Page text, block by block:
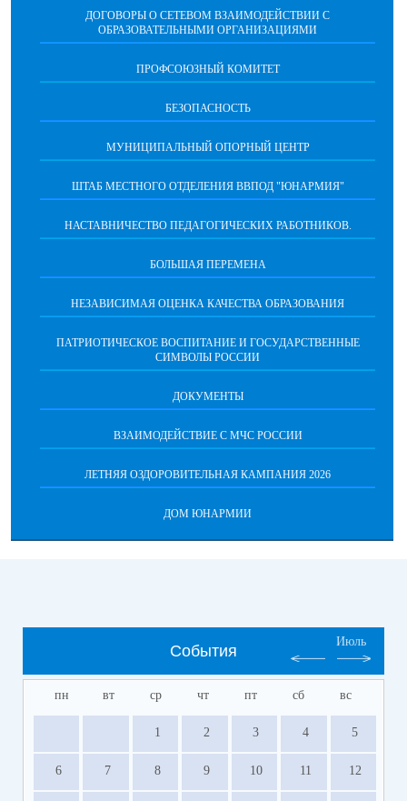
ДОГОВОРЫ О СЕТЕВОМ ВЗАИМОДЕЙСТВИИ С
ОБРАЗОВАТЕЛЬНЫМИ ОРГАНИЗАЦИЯМИ
ПРОФСОЮЗНЫЙ КОМИТЕТ
БЕЗОПАСНОСТЬ
МУНИЦИПАЛЬНЫЙ ОПОРНЫЙ ЦЕНТР
ШТАБ МЕСТНОГО ОТДЕЛЕНИЯ ВВПОД "ЮНАРМИЯ"
НАСТАВНИЧЕСТВО ПЕДАГОГИЧЕСКИХ РАБОТНИКОВ.
БОЛЬШАЯ ПЕРЕМЕНА
НЕЗАВИСИМАЯ ОЦЕНКА КАЧЕСТВА ОБРАЗОВАНИЯ
ПАТРИОТИЧЕСКОЕ ВОСПИТАНИЕ И ГОСУДАРСТВЕННЫЕ
СИМВОЛЫ РОССИИ
ДОКУМЕНТЫ
ВЗАИМОДЕЙСТВИЕ С МЧС РОССИИ
ЛЕТНЯЯ ОЗДОРОВИТЕЛЬНАЯ КАМПАНИЯ 2026
ДОМ ЮНАРМИИ
События
Июль
пн вт ср чт пт сб вс
1 2 3 4 5
6 7 8 9 10 11 12